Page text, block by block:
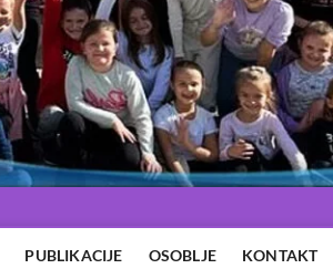
PUBLIKACIJE OSOBLJE KONTAKT